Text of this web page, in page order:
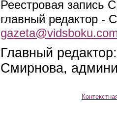
Реестровая запись
главный редактор -
Главный
Смирнова,